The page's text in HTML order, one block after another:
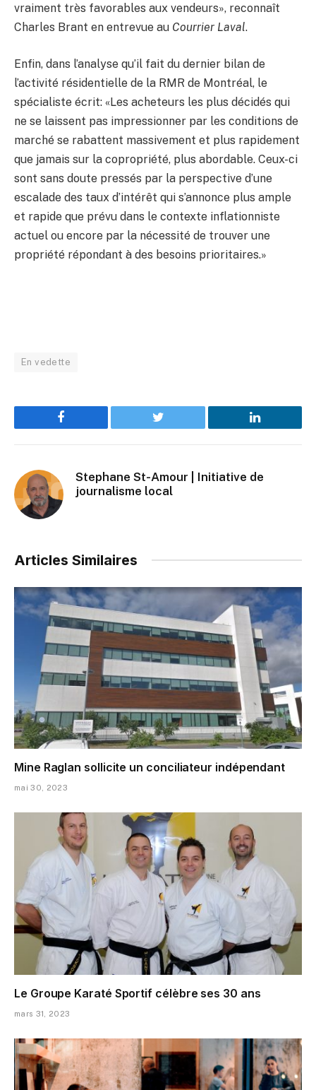
vraiment très favorables aux vendeurs», reconnaît
Charles Brant en entrevue au Courrier Laval.
Enfin, dans l’analyse qu’il fait du dernier bilan de
l’activité résidentielle de la RMR de Montréal, le
spécialiste écrit: «Les acheteurs les plus décidés qui
ne se laissent pas impressionner par les conditions de
marché se rabattent massivement et plus rapidement
que jamais sur la copropriété, plus abordable. Ceux-ci
sont sans doute pressés par la perspective d’une
escalade des taux d’intérêt qui s’annonce plus ample
et rapide que prévu dans le contexte inflationniste
actuel ou encore par la nécessité de trouver une
propriété répondant à des besoins prioritaires.»
En vedette
Facebook Twitter LinkedIn
Stephane St-Amour | Initiative de
journalisme local
Articles Similaires
Mine Raglan sollicite un conciliateur indépendant
mai 30, 2023
Le Groupe Karaté Sportif célèbre ses 30 ans
mars 31, 2023